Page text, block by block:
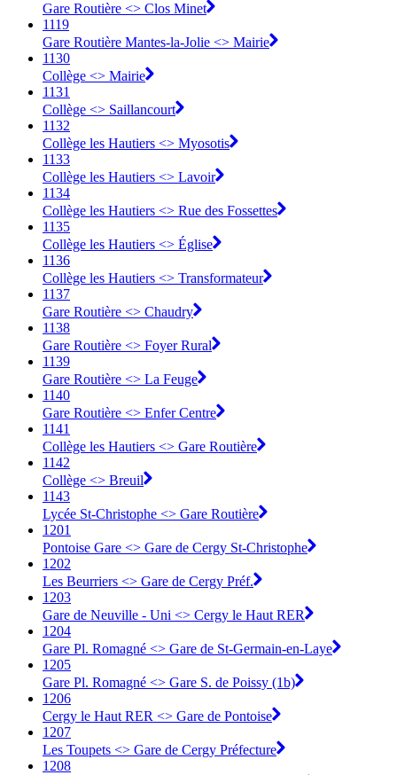
Gare Routière <> Clos Minet
1119
Gare Routière Mantes-la-Jolie <> Mairie
1130
Collège <> Mairie
1131
Collège <> Saillancourt
1132
Collège les Hautiers <> Myosotis
1133
Collège les Hautiers <> Lavoir
1134
Collège les Hautiers <> Rue des Fossettes
1135
Collège les Hautiers <> Église
1136
Collège les Hautiers <> Transformateur
1137
Gare Routière <> Chaudry
1138
Gare Routière <> Foyer Rural
1139
Gare Routière <> La Feuge
1140
Gare Routière <> Enfer Centre
1141
Collège les Hautiers <> Gare Routière
1142
Collège <> Breuil
1143
Lycée St-Christophe <> Gare Routière
1201
Pontoise Gare <> Gare de Cergy St-Christophe
1202
Les Beurriers <> Gare de Cergy Préf.
1203
Gare de Neuville - Uni <> Cergy le Haut RER
1204
Gare Pl. Romagné <> Gare de St-Germain-en-Laye
1205
Gare Pl. Romagné <> Gare S. de Poissy (1b)
1206
Cergy le Haut RER <> Gare de Pontoise
1207
Les Toupets <> Gare de Cergy Préfecture
1208